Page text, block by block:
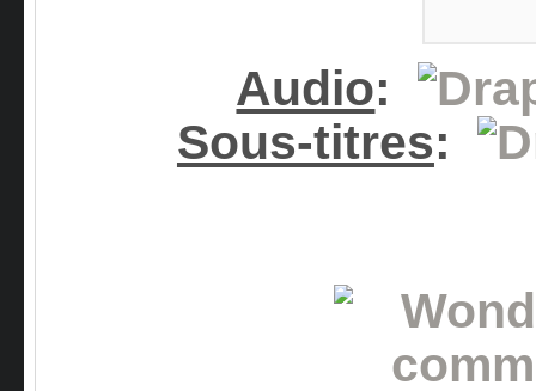
Audio:
Sous-titres: